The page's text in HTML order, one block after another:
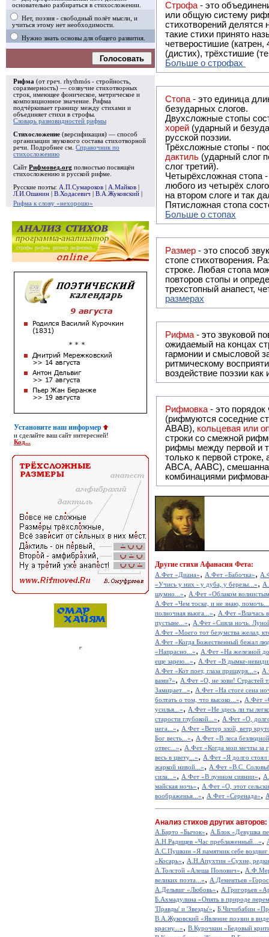
основательно разбираться в стихосложении.
Нет, поэзия - свободный полёт мысли, и
учиться этому нет необходимости.
Нужно знать основы для общего развития.
Голосовать
Рифма (от греч. rhythmós - стройность,
соразмерность) — созвучие стихотворных
строк, имеющее фоническое, метрическое и
композиционное значение. Рифма
подчёркивает границу между стихами и
объединяет стихи в строфы
Словарь разновидностей рифмы
Стихосложение (версификация) — способ
организации звукового состава стихотворной
речи. Подробнее см. Справочник по
стихосложению
Сайт Рифмовед.org полностью посвящён
стихосложению и русской рифме.
Русские поэты: А.П.Сумароков А.Майков
Л.И.Ошанин
В.Ходасевич В.А.Жуковский
Рифма к слову «нехорошо»
Установите наш информер
и сделайте ваш сайт интересней!
Код...
Строфа - это объединение двух
или общую систему рифм, и регулярно или периодически
стихотворений делятся на строфы и т.о. являются строфическими.
такие стихи принято называть астрофическими. Самая популярная строфа в русской поэзии -
четверостишие
(дистих), трёхстишие
Больше о строфах
Стопа - это единица
безударных слогов.
Двухсложные стопы
хорей (ударный и
русской поэзии.
Трёхсложные стопы -
дактиль (ударный слог
слог третий).
Четырёхсложная стопа
любого из четырёх
на втором слоге и так
Пятисложная стопа
Больше о стопах
Размер - это способ
стопе стихотворения.
строке. Любая стопа
повторов стопы и
трехстопный анапест,
размерах
Рифма - это звуковой повтор, традиционно используемый в поэзии и, как
ожидаемый на концах
гармонии и смысловой
ритмическому
воздействие поэзии
Рифмовка - это
(рифмуются соседние
ABAB), кольцевая или
строки со смежной
рифмы между первой и
только к первой
ABCA, AABC), смешанная или вольная рифмовка (рифмовка в сложных строфах с различными
комбинациями
Другие стихи Афанасия Фета:
А.Фет «Диана», А.Фет «Бабочка»,
«Учись у них - у дуба, у березы...»,
шумно...», А.Фет «Облаком
А.Фет «Чем тоске, и не знаю,
полночная вьюга...», А.Фет «Влачась
пустыне...», А.Фет «Сияла ночь.
А.Фет «Моего тот безумства желал,
А.Фет «Когда Божественный бежал
«Напрасно...», А.Фет «На железной
еще зарею...», А.Фет «В дымке-
А.Фет «Кот поет, глаза прищуря...»,
вами?», А.Фет «О, не зови! Страстей
Замирает...», А.Фет «На стоге сена
болтать о том, что высоко...», А.Фет
усилья...», А.Фет «Не здесь ли ты
старости глубокой...», А.Фет «О,
нега...», А.Фет «Ветер злой, ветр
Бог весть...», А.Фет «В леса
отвес...», А.Фет «Когда мои мечты за
весь в цвету...», А.Фет «Я долго
жаркой нивой...», А.Фет «В.С.
сила...», А.Фет «В лунном сиянии»,
майская ночь», А.Фет «О, этот
воображенья...», А.Фет «Серенада»,
Анализ стихов других авторов:
А.Барто «Бычок», А.Блок «Девушка
А.Н.Радищев «Час преблаженный...»,
А.С.Пушкин «Я памятник себе
«Косарь», А.Н.Апухтин «Сухие,
А.Толстой «Алеша Попович»,
великих поэта...», А.Дементьев
А.Дельвиг «Любовь», А.Григорьев
Б.Ахмадулина «Опять в природе
'Правды' и 'Звезды'», Б.Чичибабин
В.А.Жуковский «Явление поэзии в
красну...», В.Курочкин «Бедовый